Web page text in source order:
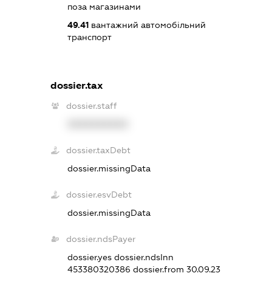
поза магазинами
49.41 вантажний автомобільний
транспорт
dossier.tax
dossier.staff
dossier.taxDebt
dossier.missingData
dossier.esvDebt
dossier.missingData
dossier.ndsPayer
dossier.yesdossier.ndsInn
453380320386dossier.from 30.09.23